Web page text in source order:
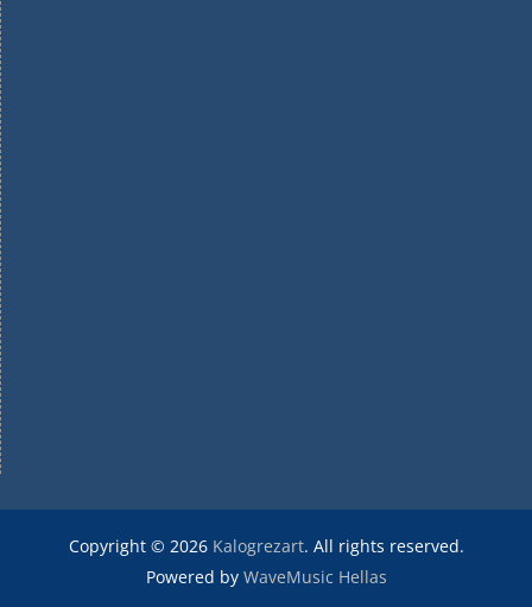
Copyright © 2026 Kalogrezart. All rights reserved.
Powered by WaveMusic Hellas